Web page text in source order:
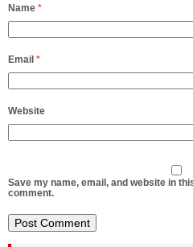
Name *
Email *
Website
Save my name, email, and website in
comment.